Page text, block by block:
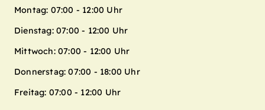
Montag: 07:00 - 12:00 Uhr
Dienstag: 07:00 - 12:00 Uhr
Mittwoch: 07:00 - 12:00 Uhr
Donnerstag: 07:00 - 18:00 Uhr
Freitag: 07:00 - 12:00 Uhr